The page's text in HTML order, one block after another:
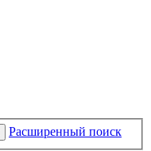
Расширенный поиск